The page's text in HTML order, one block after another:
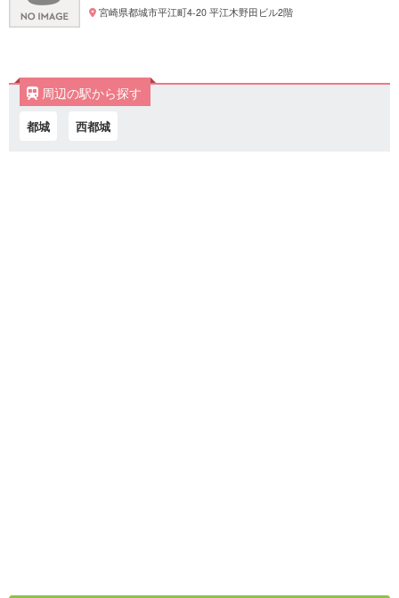
宮崎県都城市平江町4-20 平江木野田ビル2階
周辺の駅から探す
都城 西都城